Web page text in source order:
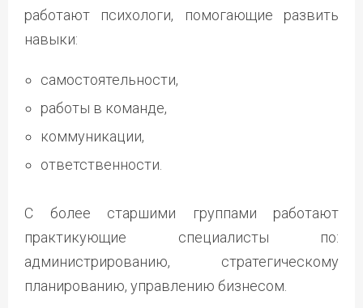
работают психологи, помогающие развить
навыки:
самостоятельности,
работы в команде,
коммуникации,
ответственности.
С более старшими группами работают
практикующие специалисты по:
администрированию, стратегическому
планированию, управлению бизнесом.